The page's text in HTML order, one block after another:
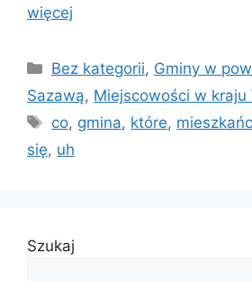
więcej
Kategorie
Bez kategorii, Gminy w
Sazawą, Miejscowości w kraju
Tagi
co, gmina, które,
się, uh
Szukaj